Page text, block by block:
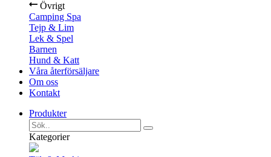
Övrigt
Camping Spa
Tejp & Lim
Lek & Spel
Barnen
Hund & Katt
Våra återförsäljare
Om oss
Kontakt
Produkter
Kategorier